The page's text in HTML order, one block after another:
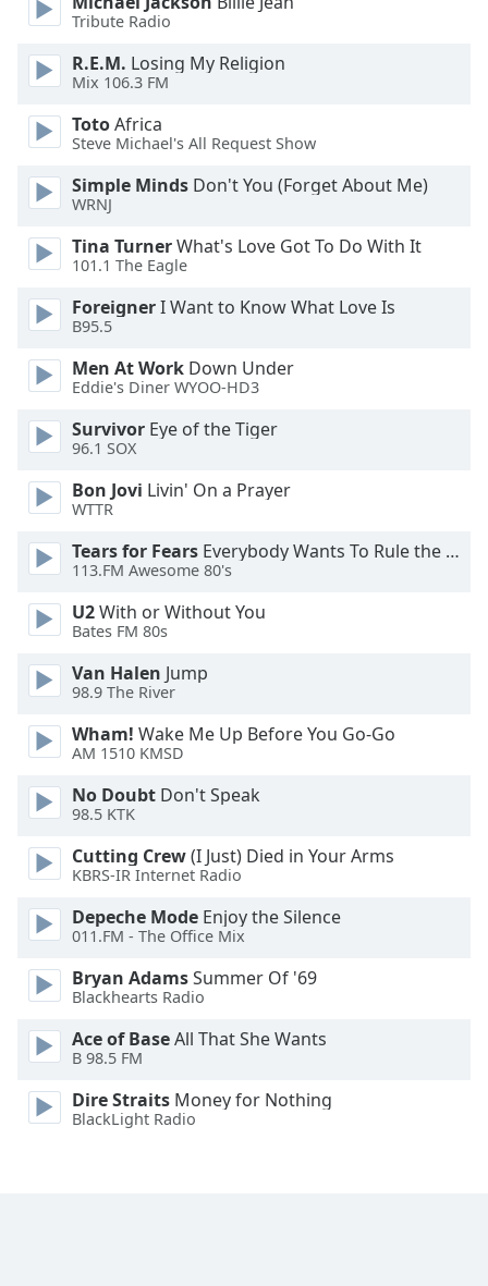
dialog
Escape
close
window.
Color
Background
Color
Opacity
Caption
Area
Background
Edge
Style
Font
Family
Reset
Done
Close
Tribute Radio
R.E.M. Losing My Religion
Mix 106.3 FM
TotoAfrica
Steve Michael's All Request Show
Simple Minds Don't You (Forget About Me)
WRNJ
Tina TurnerWhat's Love Got To Do With It
101.1 The Eagle
ForeignerI Want to Know What Love Is
B95.5
Men At Work Down Under
Eddie's Diner WYOO-HD3
Survivor Eye of the Tiger
96.1 SOX
Bon Jovi Livin' On a Prayer
WTTR
Tears for Fears Everybody Wants To Rule the World
113.FM Awesome 80's
U2With or Without You
Bates FM 80s
Van Halen Jump
98.9 The River
Wham! Wake Me Up Before You Go-Go
AM 1510 KMSD
No Doubt Don't Speak
98.5 KTK
Cutting Crew(I Just) Died in Your Arms
KBRS-IR Internet Radio
Depeche Mode Enjoy the Silence
011.FM - The Office Mix
Bryan AdamsSummer Of '69
Blackhearts Radio
Ace of BaseAll That She Wants
B 98.5 FM
Dire Straits Money for Nothing
BlackLight Radio